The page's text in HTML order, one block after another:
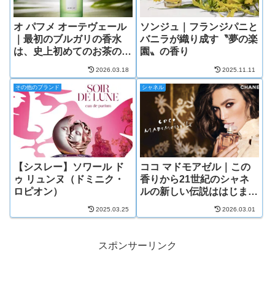
オ パフメ オーテヴェール
｜最初のブルガリの香水
は、史上初めてのお茶の香
2026.03.18
ソンジュ｜フランジパニと
バニラが織り成す〝夢の楽
園〟の香り
2025.11.11
その他のブランド
【シスレー】ソワール ド
ゥ リュンヌ（ドミニク・
ロピオン）
2025.03.25
シャネル
ココ マドモアゼル｜この
香りから21世紀のシャネ
ルの新しい伝説ははじまっ
2026.03.01
スポンサーリンク